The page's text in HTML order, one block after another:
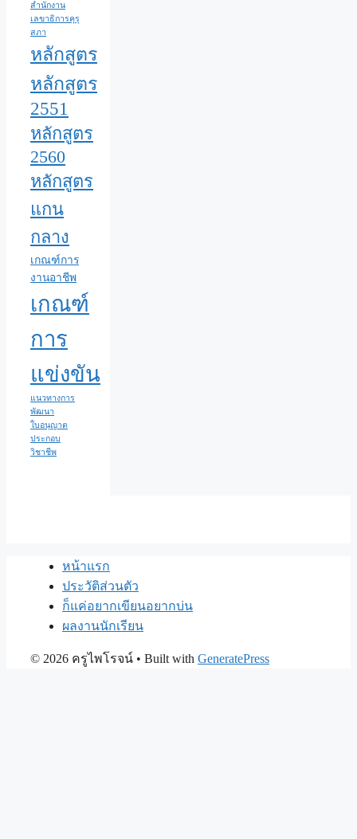
สำนักงาน
เลขาธิการคุรุ
สภา
หลักสูตร
หลักสูตร
2551
หลักสูตร
2560
หลักสูตร
แกน
กลาง
เกณฑ์การ
งานอาชีพ
เกณฑ์
การ
แข่งขัน
แนวทางการ
พัฒนา
ใบอนุญาต
ประกอบ
วิชาชีพ
หน้าแรก
ประวัติส่วนตัว
ก็แค่อยากเขียนอยากบ่น
ผลงานนักเรียน
© 2026 ครูไพโรจน์ • Built with GeneratePress